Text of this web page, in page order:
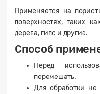
Применяется на
поверхностях, таких
дерева, гипс и другие.
Способ
Перед
перемешать.
Для обработки